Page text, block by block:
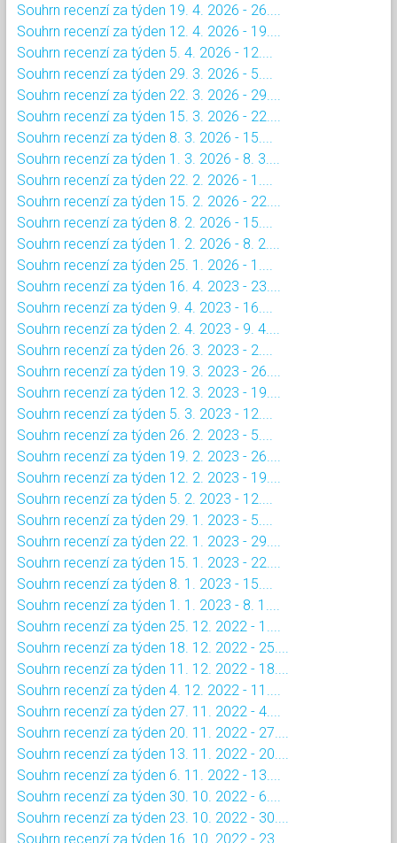
Souhrn recenzí za týden 19. 4. 2026 - 26....
Souhrn recenzí za týden 12. 4. 2026 - 19....
Souhrn recenzí za týden 5. 4. 2026 - 12....
Souhrn recenzí za týden 29. 3. 2026 - 5....
Souhrn recenzí za týden 22. 3. 2026 - 29....
Souhrn recenzí za týden 15. 3. 2026 - 22....
Souhrn recenzí za týden 8. 3. 2026 - 15....
Souhrn recenzí za týden 1. 3. 2026 - 8. 3....
Souhrn recenzí za týden 22. 2. 2026 - 1....
Souhrn recenzí za týden 15. 2. 2026 - 22....
Souhrn recenzí za týden 8. 2. 2026 - 15....
Souhrn recenzí za týden 1. 2. 2026 - 8. 2....
Souhrn recenzí za týden 25. 1. 2026 - 1....
Souhrn recenzí za týden 16. 4. 2023 - 23....
Souhrn recenzí za týden 9. 4. 2023 - 16....
Souhrn recenzí za týden 2. 4. 2023 - 9. 4....
Souhrn recenzí za týden 26. 3. 2023 - 2....
Souhrn recenzí za týden 19. 3. 2023 - 26....
Souhrn recenzí za týden 12. 3. 2023 - 19....
Souhrn recenzí za týden 5. 3. 2023 - 12....
Souhrn recenzí za týden 26. 2. 2023 - 5....
Souhrn recenzí za týden 19. 2. 2023 - 26....
Souhrn recenzí za týden 12. 2. 2023 - 19....
Souhrn recenzí za týden 5. 2. 2023 - 12....
Souhrn recenzí za týden 29. 1. 2023 - 5....
Souhrn recenzí za týden 22. 1. 2023 - 29....
Souhrn recenzí za týden 15. 1. 2023 - 22....
Souhrn recenzí za týden 8. 1. 2023 - 15....
Souhrn recenzí za týden 1. 1. 2023 - 8. 1....
Souhrn recenzí za týden 25. 12. 2022 - 1....
Souhrn recenzí za týden 18. 12. 2022 - 25....
Souhrn recenzí za týden 11. 12. 2022 - 18....
Souhrn recenzí za týden 4. 12. 2022 - 11....
Souhrn recenzí za týden 27. 11. 2022 - 4....
Souhrn recenzí za týden 20. 11. 2022 - 27....
Souhrn recenzí za týden 13. 11. 2022 - 20....
Souhrn recenzí za týden 6. 11. 2022 - 13....
Souhrn recenzí za týden 30. 10. 2022 - 6....
Souhrn recenzí za týden 23. 10. 2022 - 30....
Souhrn recenzí za týden 16. 10. 2022 - 23....